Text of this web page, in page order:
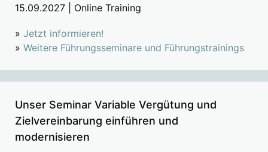
15.09.2027 | Online Training
» Jetzt informieren!
» Weitere Führungsseminare und Führungstrainings
Unser Seminar Variable Vergütung und
Zielvereinbarung einführen und
modernisieren